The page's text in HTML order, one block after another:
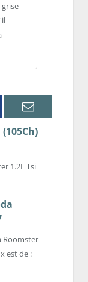
Email
1.2L Tsi
Roomster
est de :